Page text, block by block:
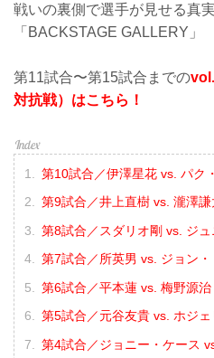
戦いの裏側で選手が見せる真
「BACKSTAGE GALLERY」
第11試合〜第15試合までの
対抗戦）はこちら！
第10試合／伊澤星花 vs. パク
第9試合／井上直樹 vs. 瀧澤謙
第8試合／スダリオ剛 vs. ジ
第7試合／所英男 vs. ジョン
第6試合／平本蓮 vs. 梅野源治
第5試合／元谷友貴 vs. ホジ
第4試合／ジョニー・ケース